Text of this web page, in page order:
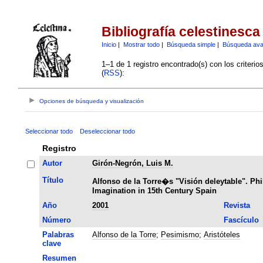
Bibliografía celestinesca
Inicio| Mostrar todo| Búsqueda simple| Búsqueda
1–1 de 1 registro encontrado(s) con los
(RSS):
Opciones de búsqueda y visualización
Seleccionar todo Deseleccionar todo
Registro
Autor
Girón-Negrón, Luis M.
Título
Alfonso de la Torre�s "Visión deleytable".
Imagination in 15th Century Spain
Año
2001
Revista
Número
Fascículo
Palabras
clave
Alfonso de la Torre; Pesimismo; Aristóteles
Resumen